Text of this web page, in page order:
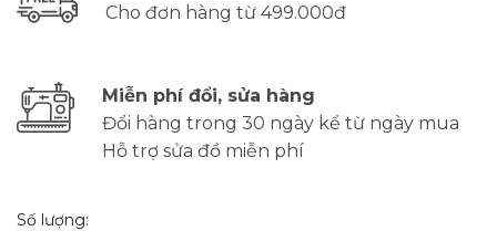
Cho đơn hàng từ 499.000đ
Miễn phí đổi, sửa hàng
Đổi hàng trong 30 ngày kể từ ngày mua
Hỗ trợ sửa đồ miễn phí
Số lượng: